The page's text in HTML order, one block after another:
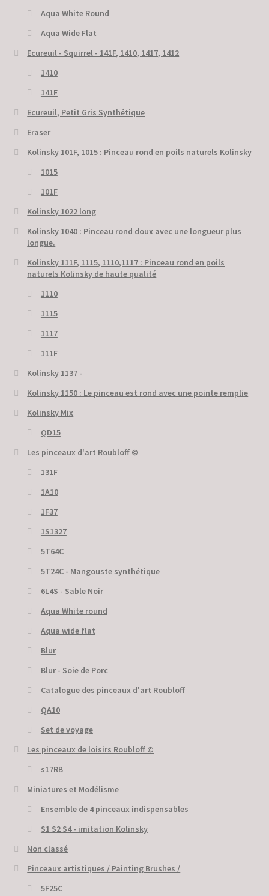
Aqua White Round
Aqua Wide Flat
Ecureuil - Squirrel - 141F, 1410, 1417, 1412
1410
141F
Ecureuil, Petit Gris Synthétique
Eraser
Kolinsky 101F, 1015 : Pinceau rond en poils naturels Kolinsky
1015
101F
Kolinsky 1022 long
Kolinsky 1040 : Pinceau rond doux avec une longueur plus
longue.
Kolinsky 111F, 1115, 1110,1117 : Pinceau rond en poils
naturels Kolinsky de haute qualité
1110
1115
1117
111F
Kolinsky 1137 -
Kolinsky 1150 : Le pinceau est rond avec une pointe remplie
Kolinsky Mix
QD15
Les pinceaux d'art Roubloff ©
131F
1A10
1F37
1S1327
5T64C
5Т24С - Mangouste synthétique
6L4S - Sable Noir
Aqua White round
Aqua wide flat
Blur
Blur - Soie de Porc
Catalogue des pinceaux d'art Roubloff
QA10
Set de voyage
Les pinceaux de loisirs Roubloff ©
s17RB
Miniatures et Modélisme
Ensemble de 4 pinceaux indispensables
S1 S2 S4 - imitation Kolinsky
Non classé
Pinceaux artistiques / Painting Brushes /
5F25C